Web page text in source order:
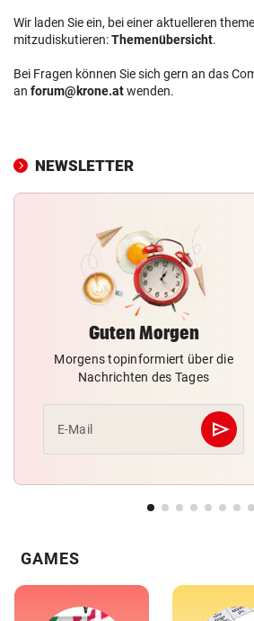
Wir laden Sie ein, bei einer aktuelleren
mitzudiskutieren:Themenübersicht.
Bei Fragen können Sie sich gern an das
an forum@krone.atwenden.
NEWSLETTER
Guten Morgen
Morgens topinformiert über die
Nachrichten des Tages
E-Mail send
GAMES